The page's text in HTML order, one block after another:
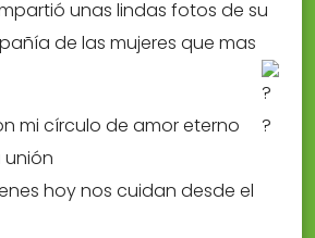
unas lindas fotos de su
de las mujeres que mas
mi círculo de amor eterno
unión
hoy nos cuidan desde el